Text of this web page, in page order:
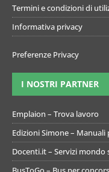
Termini e condizioni di
Informativa privacy
Preferenze Privacy
I NOSTRI PARTNER
Emplaion – Trova lavoro
Edizioni Simone –
Docenti.it – Servizi mondo